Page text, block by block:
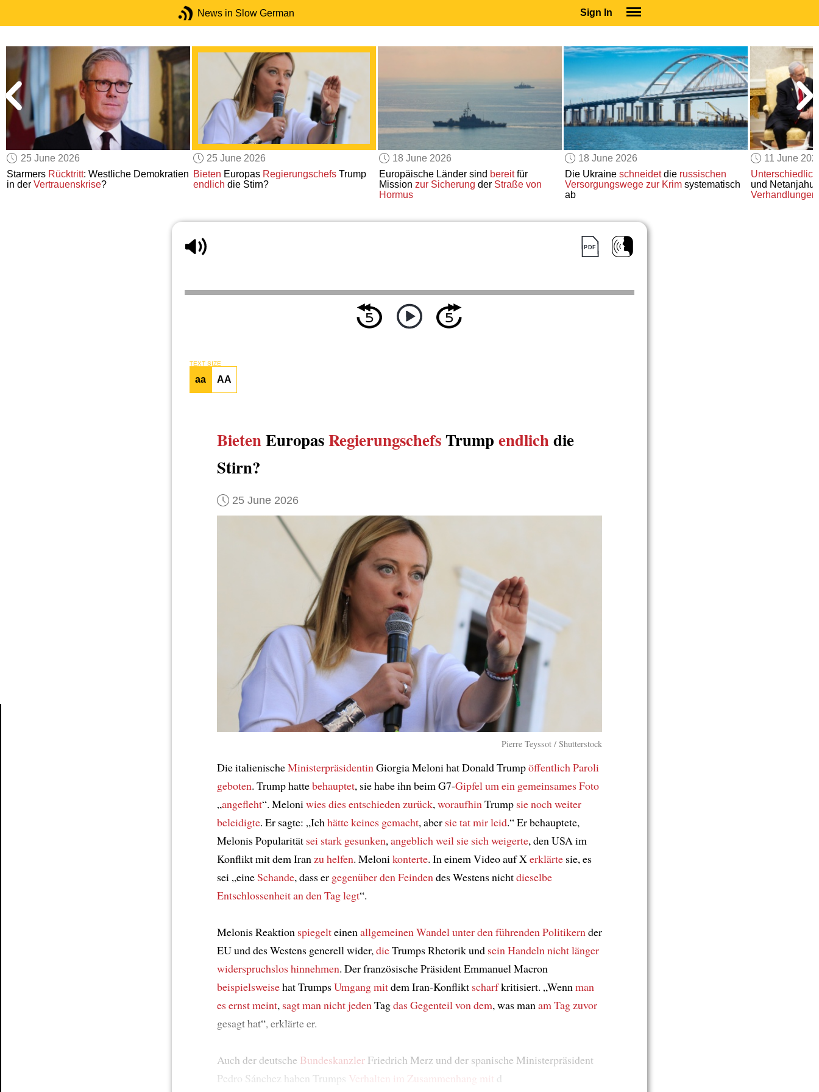
News in Slow German Sign In
SUBSCRIBE
EDUCATIONAL LICENSES
GIFT CARDS
OTHER LANGUAGES
ABOUT US
ALEXA
ADJUST COLORS
25 June 2026
Starmers Rücktritt: Westliche Demokratien
in derVertrauenskrise?
25 June 2026
Bieten Europas RegierungschefsTrump
endlich die Stirn?
18 June 2026
Europäische Länder sind bereitfür
Mission zur Sicherung der Straße von
Hormus
18 June 2026
Die Ukraine schneidetdie russischen
Versorgungswege zur Krimsystematisch
ab
11 June
und Netanjahu
Verhandlungen
TEXT SIZE
aa AA
BietenEuropasRegierungschefsTrump endlichdie
Stirn?
25 June 2026
Pierre Teyssot / Shutterstock
Die italienischeMinisterpräsidentinGiorgia Meloni hat Donald Trumpöffentlich Paroli
geboten. Trump hattebehauptet, sie habe ihn beim G7-Gipfelum ein gemeinsames Foto
„angefleht“. Meloniwies dies entschieden zurück,woraufhinTrump sie noch weiter
beleidigte. Er sagte: „Ichhätte keines gemacht, aber sie tat mir leid.“ Er behauptete,
Melonis Popularität sei stark gesunken,angeblichweil sie sich weigerte, den USA im
Konflikt mit dem Iranzu helfen. Melonikonterte. In einem Video auf Xerklärte sie, es
sei „eineSchande, dass er gegenüber den Feindendes Westens nichtdieselbe
Entschlossenheitan den Tag legt“.
Melonis Reaktion spiegelteinenallgemeinen Wandelunter den führenden Politikernder
EU und des Westens generell wider,dieTrumps Rhetorik und sein Handelnnicht länger
widerspruchsloshinnehmen. Der französische Präsident Emmanuel Macron
beispielsweisehat TrumpsUmgang mitdem Iran-Konflikt scharfkritisiert. „Wennman
es ernst meint, sagt man nichtjedenTagdas Gegenteil von dem, was manam Tag zuvor
gesagt hat“, erklärte er.
Auch der deutsche Bundeskanzler Friedrich Merz und der spanische Ministerpräsident
Pedro Sánchez haben Trumps Verhalten im Zusammenhang mit d